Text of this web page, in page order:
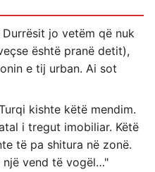
jo vetëm që nuk
është pranë detit),
e tij urban. Ai sot
kishte këtë mendim.
i tregut imobiliar. Këtë
të pa shitura në zonë.
një vend të vogël…"